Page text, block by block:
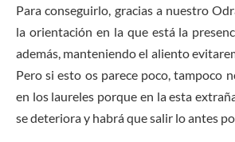
Para conseguirlo, gracias a nuestro
la orientación en la que está la
además, manteniendo el aliento
Pero si esto os parece poco, tampoco
en los laureles porque en la esta
se deteriora y habrá que salir lo antes